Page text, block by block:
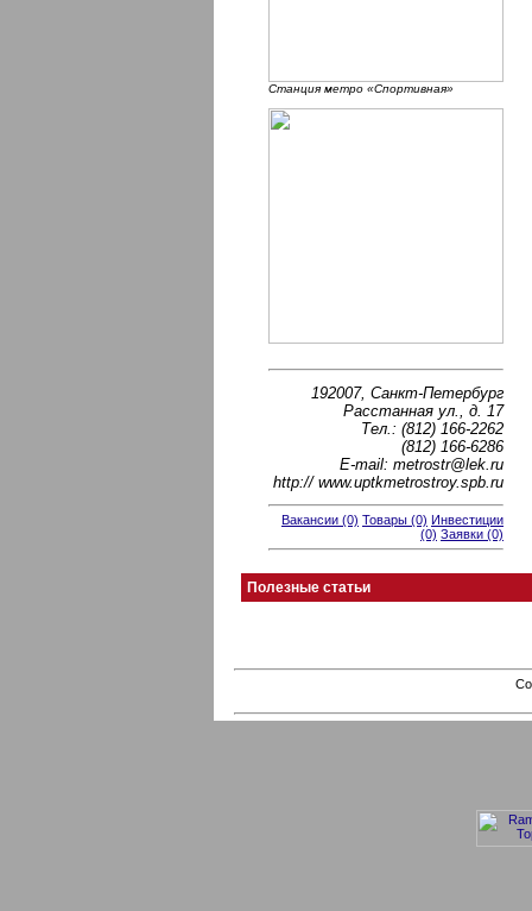
Станция метро «Спортивная»
192007, Санкт-Петербург
Расстанная ул., д. 17
Тел.: (812) 166-2262
(812) 166-6286
E-mail: metrostr@lek.ru
http:// www.uptkmetrostroy.spb.ru
Вакансии (0) Товары (0) Инвестиции
(0) Заявки (0)
Полезные статьи